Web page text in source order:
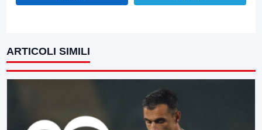
ARTICOLI SIMILI